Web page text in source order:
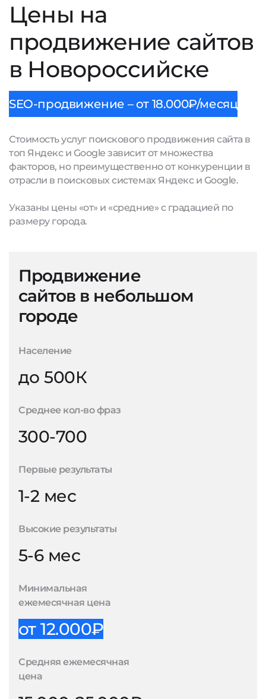
Цены на
продвижение сайтов
в Новороссийске
SEO-продвижение – от 18.000₽/месяц
Стоимость услуг поискового продвижения сайта в
топ Яндекс и Google зависит от множества
факторов, но преимущественно от конкуренции в
отрасли в поисковых системах Яндекс и Google.
Указаны цены «от» и «средние» с градацией по
размеру города.
Продвижение
сайтов в небольшом
городе
Население
до 500К
Среднее кол-во фраз
300-700
Первые результаты
1-2 мес
Высокие результаты
5-6 мес
Минимальная
ежемесячная цена
от 12.000₽
Средняя ежемесячная
цена